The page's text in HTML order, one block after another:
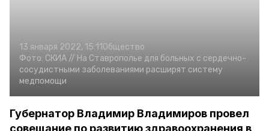
13 января 2022, 15:11Общество
Фото: СКИА // На Ставрополье для больных с сердечно-
сосудистными заболеваниями расширят систему
медпомощи
Губернатор Владимир Владимиров провел
совещание по развитию здравоохранения в